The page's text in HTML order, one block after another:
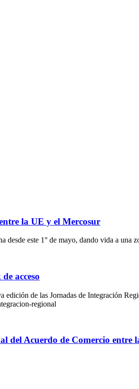
la UE y el Mercosur
este 1° de mayo, dando vida a una
acceso
de las Jornadas de Integración
regional
del Acuerdo de Comercio entre